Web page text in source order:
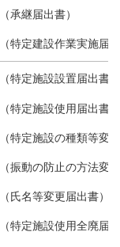
（承継届出書）
（特定建設作業実施届
（特定施設設置届出書）
（特定施設使用届出書）
（特定施設の種類等変
（振動の防止の方法変
（氏名等変更届出書）
（特定施設使用全廃届